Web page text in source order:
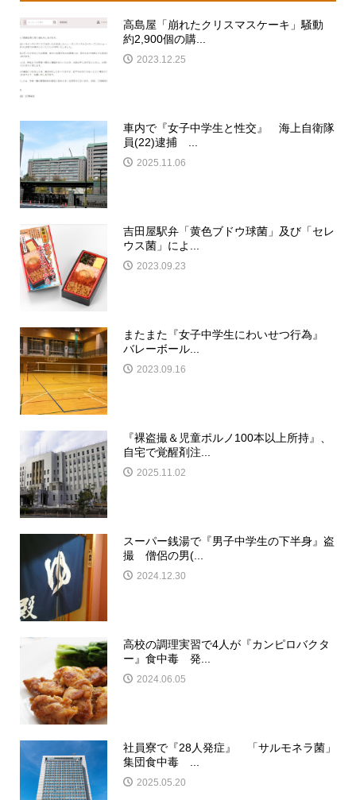
高島屋「崩れたクリスマスケーキ」騒動
約2,900個の購...
2023.12.25
車内で『女子中学生と性交』 海上自衛隊
員(22)逮捕 ...
2025.11.06
吉田屋駅弁「黄色ブドウ球菌」及び「セレ
ウス菌」によ...
2023.09.23
またまた『女子中学生にわいせつ行為』
バレーボール...
2023.09.16
『裸盗撮＆児童ポルノ100本以上所持』、
自宅で覚醒剤注...
2025.11.02
スーパー銭湯で『男子中学生の下半身』盗
撮 僧侶の男(...
2024.12.30
高校の調理実習で4人が『カンピロバクタ
ー』食中毒 発...
2024.06.05
社員寮で『28人発症』 「サルモネラ菌」
集団食中毒 ...
2025.05.20